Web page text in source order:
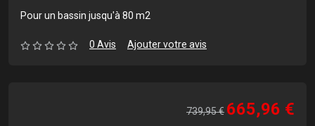
Pour un bassin jusqu'à 80 m2
0 Avis Ajouter votre avis
739,95 € 665,96 €